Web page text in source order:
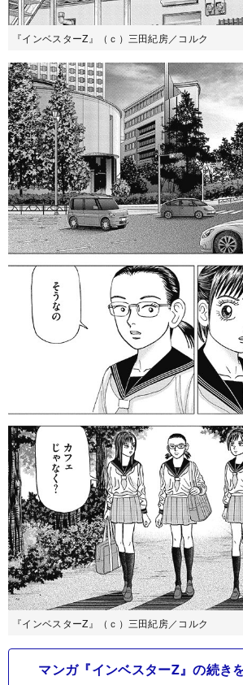
『インベスターZ』（ｃ）三田紀房／コルク
『インベスターZ』（ｃ）三田紀房／コルク
マンガ『インベスターZ』の続き